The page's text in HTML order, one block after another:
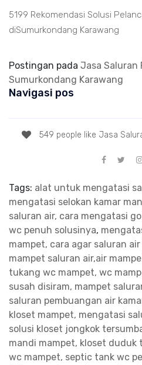
5199 Rekomendasi Solusi
diSumurkondang Karawang
Postingan pada Jasa Saluran
Sumurkondang Karawang
Navigasi pos
549 people like Jasa
Tags: alat untuk mengatasi
mengatasi selokan kamar
saluran air, cara mengatasi
wc penuh solusinya,
mampet, cara agar saluran
mampet saluran air,air
tukang wc mampet, wc
susah disiram, mampet
saluran pembuangan air
kloset mampet, mengatasi
solusi kloset jongkok
mandi mampet, kloset duduk
wc mampet, septic tank wc